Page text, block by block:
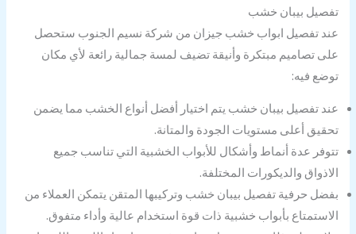
تفصيل بيبان خشب
عند تفصيل ابواب خشب جيزان من شركة نسيم الجنوب ستحصل
على تصاميم مبتكرة وأنيقة تضيف لمسة جمالية رائعة لأي مكان
توضع فيه:
عند تفصيل بيبان خشب يتم اختيار أفضل أنواع الخشب مما يضمن
تحقيق أعلى مستويات الجودة والمتانة.
تتوفر عدة أنماط وأشكال للأبواب الخشبية التي تناسب جميع
الاذواق والديكورات المختلفة.
بفضل حرفية تفصيل بيبان خشب وتركيبها المتقن يتمكن العملاء من
الاستمتاع بأبواب خشبية ذات قوة استخدام عالية وأداء متفوق.